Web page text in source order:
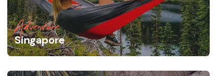
Adventure
Singapore